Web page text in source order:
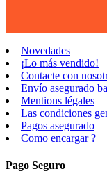
Novedades
¡Lo más vendido!
Contacte con
Envío asegurado
Mentions légales
Las condiciones
Pagos asegurado
Como encargar ?
Pago Seguro